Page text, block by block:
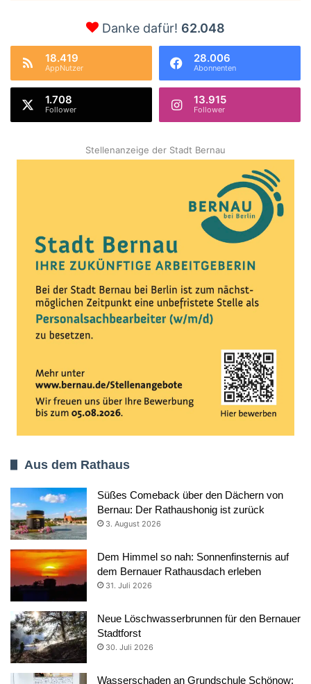
Danke dafür! 62.048
18.419
AppNutzer
28.006
Abonnenten
1.708
Follower
13.915
Follower
Stellenanzeige der Stadt Bernau
Aus dem Rathaus
Süßes Comeback über den Dächern von
Bernau: Der Rathaushonig ist zurück
3. August 2026
Dem Himmel so nah: Sonnenfinsternis auf
dem Bernauer Rathausdach erleben
31. Juli 2026
Neue Löschwasserbrunnen für den Bernauer
Stadtforst
30. Juli 2026
Wasserschaden an Grundschule Schönow: